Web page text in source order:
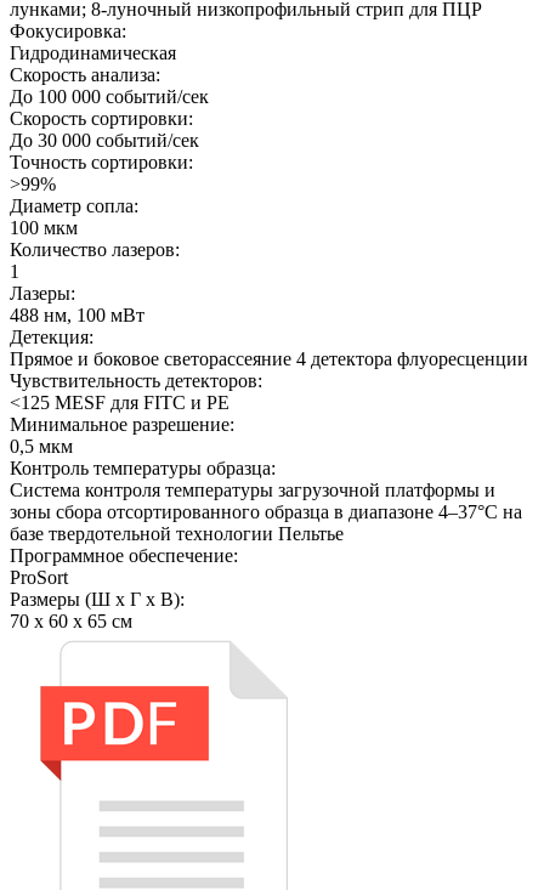
лунками; 8-луночный низкопрофильный стрип для ПЦР
Фокусировка:
Гидродинамическая
Скорость анализа:
До 100 000 событий/сек
Скорость сортировки:
До 30 000 событий/сек
Точность сортировки:
>99%
Диаметр сопла:
100 мкм
Количество лазеров:
1
Лазеры:
488 нм, 100 мВт
Детекция:
Прямое и боковое светорассеяние 4 детектора флуоресценции
Чувствительность детекторов:
<125 MESF для FITC и PE
Минимальное разрешение:
0,5 мкм
Контроль температуры образца:
Система контроля температуры загрузочной платформы и
зоны сбора отсортированного образца в диапазоне 4–37°C на
базе твердотельной технологии Пельтье
Программное обеспечение:
ProSort
Размеры (Ш х Г х В):
70 х 60 х 65 см